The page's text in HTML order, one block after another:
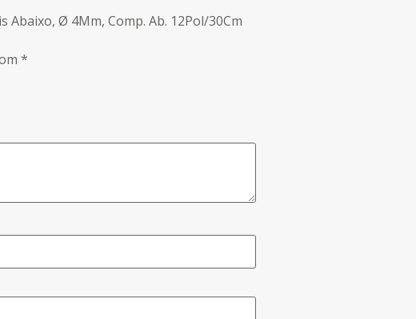
Ø 4Mm, Comp. Ab. 12Pol/30Cm
*